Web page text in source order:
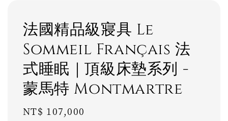
法國精品級寢具 Le
Sommeil Français 法
式睡眠｜頂級床墊系列 -
蒙馬特 Montmartre
Regular
NT$ 107,000